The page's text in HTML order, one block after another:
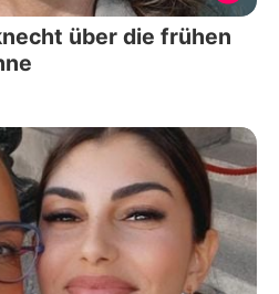
über die frühen